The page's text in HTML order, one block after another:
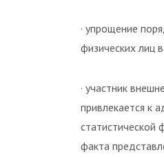
· упрощение
физических лиц
· участник
привлекается к
факта